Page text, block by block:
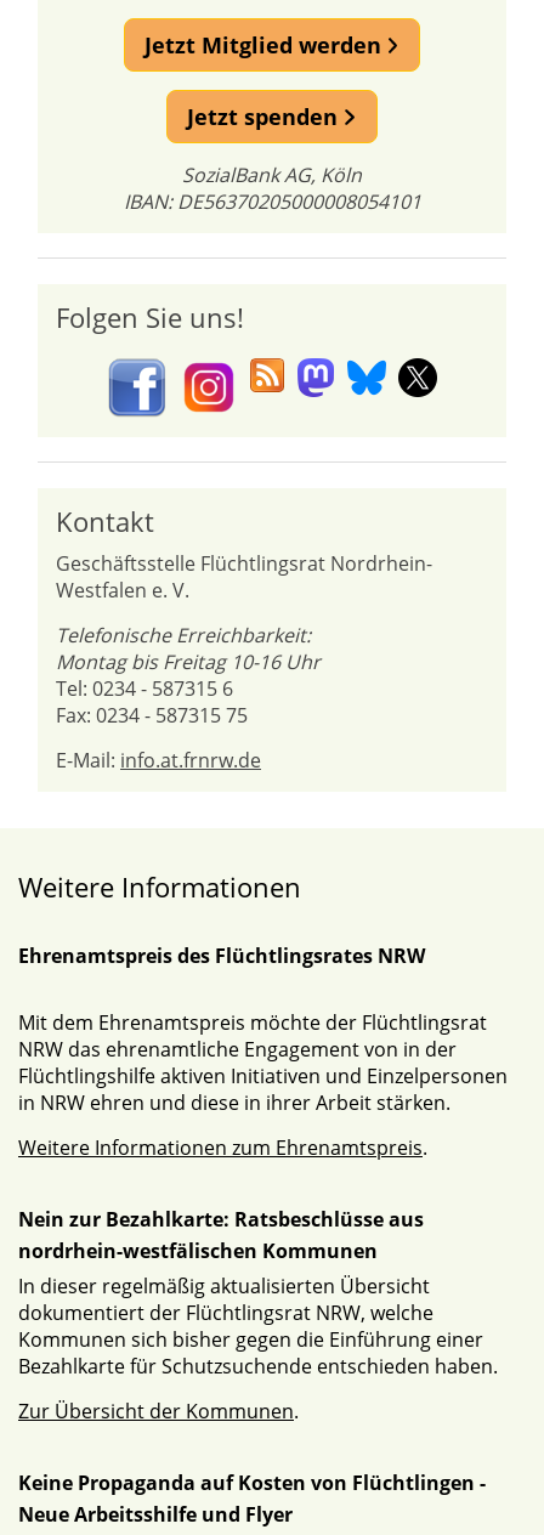
Jetzt Mitglied werden
Jetzt spenden
SozialBank AG, Köln
IBAN: DE56370205000008054101
Folgen Sie uns!
Kontakt
Geschäftsstelle Flüchtlingsrat Nordrhein-
Westfalen e. V.
Telefonische Erreichbarkeit:
Montag bis Freitag 10-16 Uhr
Tel: 0234 - 587315 6
Fax: 0234 - 587315 75
E-Mail: info.at.frnrw.de
Weitere Informationen
Ehrenamtspreis des Flüchtlingsrates NRW
Mit dem Ehrenamtspreis möchte der Flüchtlingsrat
NRW das ehrenamtliche Engagement von in der
Flüchtlingshilfe aktiven Initiativen und Einzelpersonen
in NRW ehren und diese in ihrer Arbeit stärken.
Weitere Informationen zum Ehrenamtspreis.
Nein zur Bezahlkarte: Ratsbeschlüsse aus
nordrhein-westfälischen Kommunen
In dieser regelmäßig aktualisierten Übersicht
dokumentiert der Flüchtlingsrat NRW, welche
Kommunen sich bisher gegen die Einführung einer
Bezahlkarte für Schutzsuchende entschieden haben.
Zur Übersicht der Kommunen.
Keine Propaganda auf Kosten von Flüchtlingen -
Neue Arbeitsshilfe und Flyer